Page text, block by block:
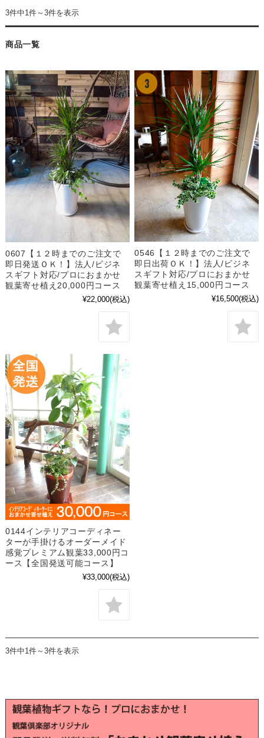
3件中1件～3件を表示
商品一覧
0607【１２時までのご注文で
即日発送ＯＫ！】法人/ビジネ
スギフト対応/プロにおまかせ
観葉寄せ植え20,000円コース
¥22,000(税込)
0546【１２時までのご注文で
即日出荷ＯＫ！】法人/ビジネ
スギフト対応/プロにおまかせ
観葉寄せ植え15,000円コース
¥16,500(税込)
0144インテリアコーディネー
ターが手掛けるオーダーメイド
感覚プレミアム観葉33,000円コ
ース【全国発送可能コース】
¥33,000(税込)
3件中1件～3件を表示